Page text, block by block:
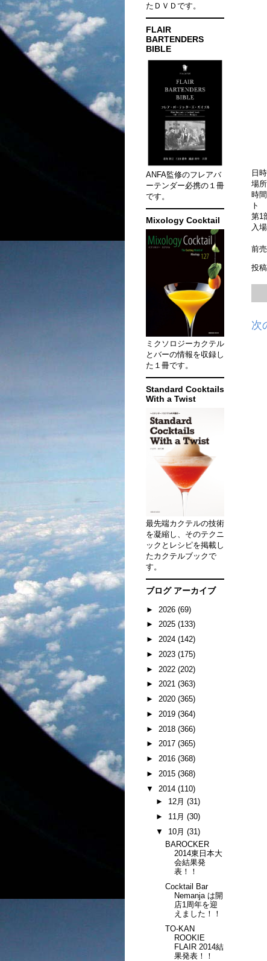
日
場
時間
第1
入
前
投
次
たＤＶＤです。
FLAIR
BARTENDERS
BIBLE
ANFA監修のフレアバ
ーテンダー必携の１冊
です。
Mixology Cocktail
ミクソロジーカクテル
とバーの情報を収録し
た１冊です。
Standard Cocktails
With a Twist
最先端カクテルの技術
を凝縮し、そのテクニ
ックとレシピを掲載し
たカクテルブックで
す。
ブログ アーカイブ
► 2026 (69)
► 2025 (133)
► 2024 (142)
► 2023 (175)
► 2022 (202)
► 2021 (363)
► 2020 (365)
► 2019 (364)
► 2018 (366)
► 2017 (365)
► 2016 (368)
► 2015 (368)
▼ 2014 (110)
► 12月 (31)
► 11月 (30)
▼ 10月 (31)
BAROCKER
2014東日本大
会結果発
表！！
Cocktail Bar
Nemanja は開
店1周年を迎
えました！！
TO-KAN
ROOKIE
FLAIR 2014結
果発表！！